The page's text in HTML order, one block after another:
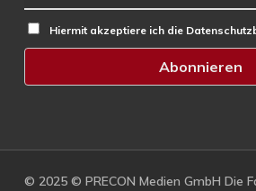
Hiermit akzeptiere ich die
© 2025 © PRECON Medien GmbH Die